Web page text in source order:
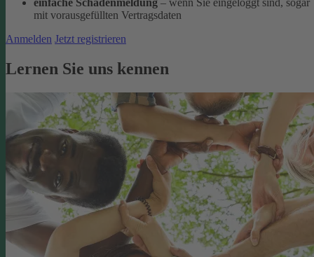
mit vorausgefüllten Vertragsdaten
Anmelden Jetzt registrieren
Lernen Sie uns kennen